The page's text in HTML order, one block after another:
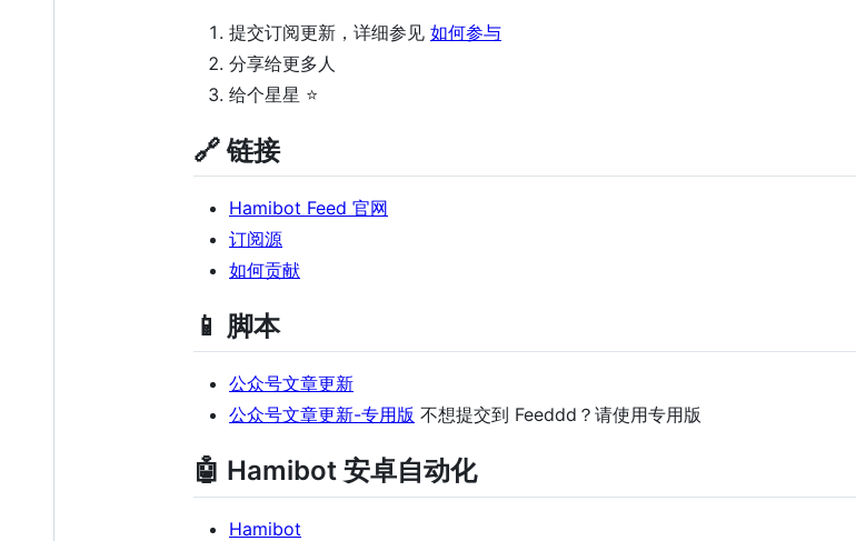
提交订阅更新，详细参见 如何参与
分享给更多人
给个星星 ⭐
🔗 链接
Hamibot Feed 官网
订阅源
如何贡献
📱 脚本
公众号文章更新
公众号文章更新-专用版 不想提交到 Feeddd？请使用专用版
🤖 Hamibot 安卓自动化
Hamibot